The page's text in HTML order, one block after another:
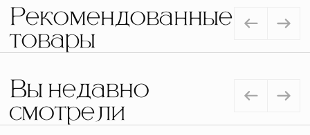
Рекомендованные
товары
Вы недавно
смотрели